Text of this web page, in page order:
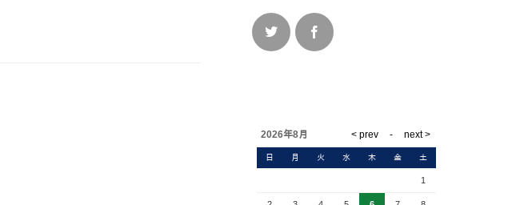
2026年8月
日 月 火 水 木 金 土
1